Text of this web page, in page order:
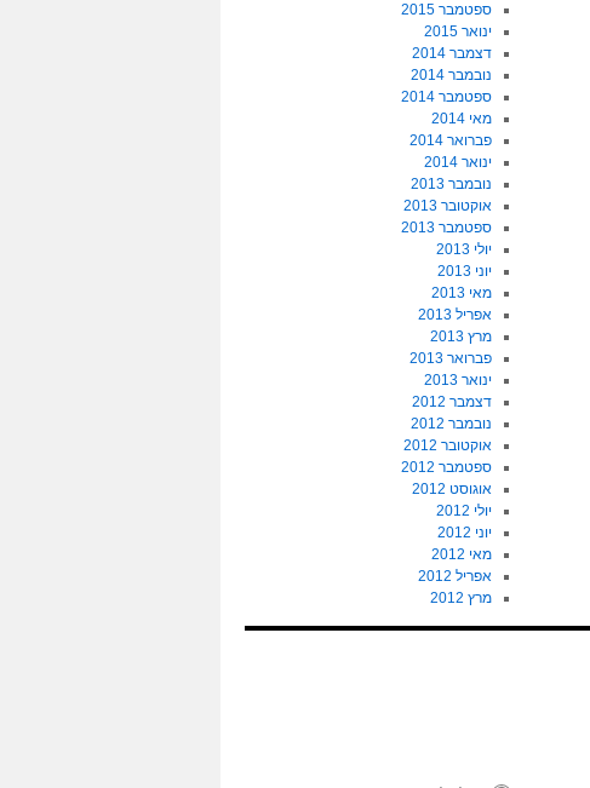
ספטמבר 2015
ינואר 2015
דצמבר 2014
נובמבר 2014
ספטמבר 2014
מאי 2014
פברואר 2014
ינואר 2014
נובמבר 2013
אוקטובר 2013
ספטמבר 2013
יולי 2013
יוני 2013
מאי 2013
אפריל 2013
מרץ 2013
פברואר 2013
ינואר 2013
דצמבר 2012
נובמבר 2012
אוקטובר 2012
ספטמבר 2012
אוגוסט 2012
יולי 2012
יוני 2012
מאי 2012
אפריל 2012
מרץ 2012